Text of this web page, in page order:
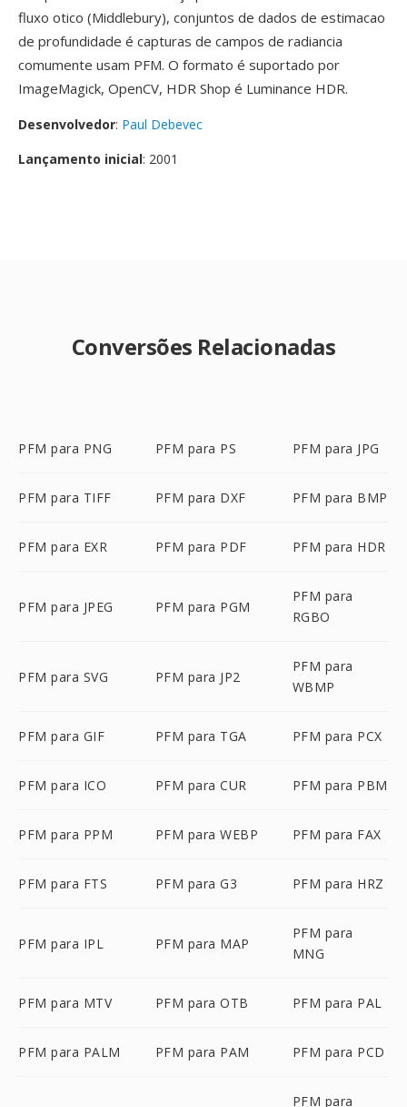
fluxo otico (Middlebury), conjuntos de dados de estimacao
de profundidade é capturas de campos de radiancia
comumente usam PFM. O formato é suportado por
ImageMagick, OpenCV, HDR Shop é Luminance HDR.
Desenvolvedor: Paul Debevec
Lançamento inicial: 2001
Conversões Relacionadas
PFM para PNG PFM para PS PFM para JPG
PFM para TIFF PFM para DXF PFM para BMP
PFM para EXR PFM para PDF PFM para HDR
PFM para JPEG PFM para PGM
PFM para
RGBO
PFM para SVG PFM para JP2
PFM para
WBMP
PFM para GIF PFM para TGA PFM para PCX
PFM para ICO PFM para CUR PFM para PBM
PFM para PPM PFM para WEBP PFM para FAX
PFM para FTS PFM para G3 PFM para HRZ
PFM para IPL PFM para MAP
PFM para
MNG
PFM para MTV PFM para OTB PFM para PAL
PFM para PALM PFM para PAM PFM para PCD
PFM para